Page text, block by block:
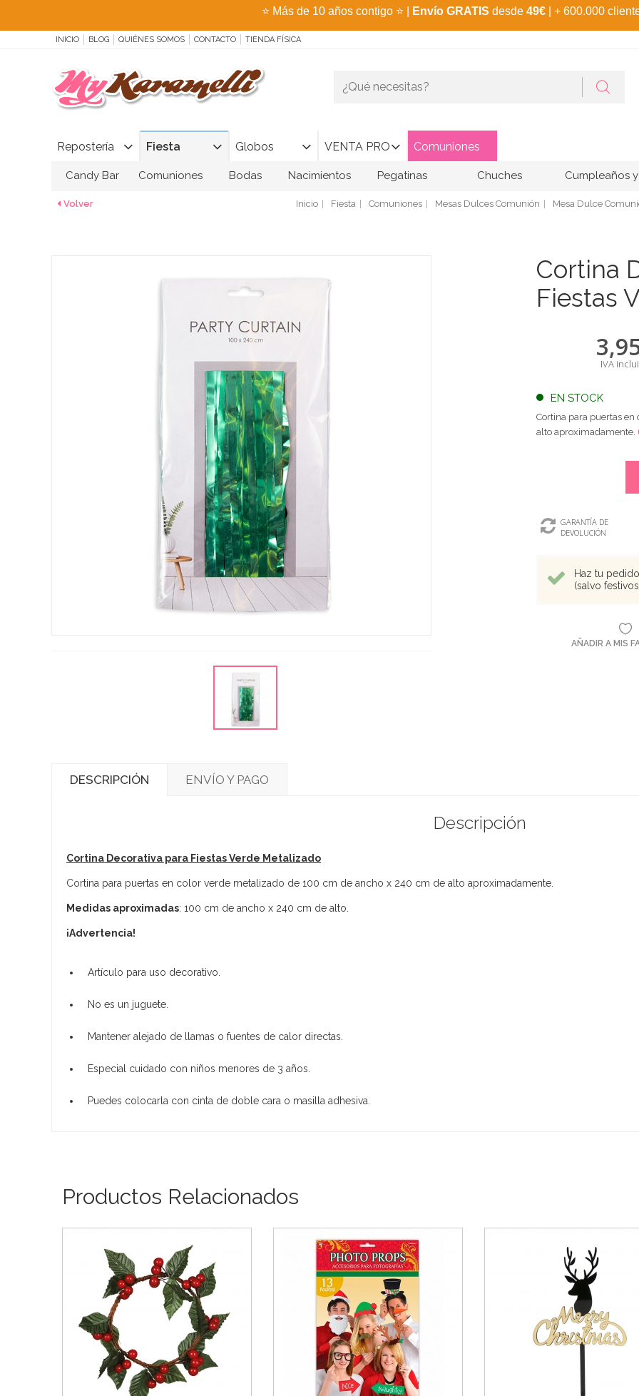
⭐ Más de 10 años contigo ⭐ Envío GRATIS desde 49€ | + 600.000
INICIO BLOG QUIÉNES SOMOS CONTACTO TIENDA FÍSICA
Repostería Fiesta Globos VENTA PRO Comuniones
Candy Bar Comuniones Bodas Nacimientos Pegatinas Chuches Cumpleaños
Volver Inicio Fiesta Comuniones Mesas Dulces Comunión Mesa Dulce
Cortina
Fiestas
IVA
EN STOCK
Cortina para puertas
alto aproximadamente.
GARANTÍA DE
DEVOLUCIÓN
Haz tu
(salvo
AÑADIR A MIS
DESCRIPCIÓN ENVÍO Y PAGO
Descripción
Cortina Decorativa para Fiestas Verde Metalizado
Cortina para puertas en color verde metalizado de 100 cm de ancho x 240 cm de alto aproximadamente.
Medidas aproximadas: 100 cm de ancho x 240 cm de alto.
¡Advertencia!
Artículo para uso decorativo.
No es un juguete.
Mantener alejado de llamas o fuentes de calor directas.
Especial cuidado con niños menores de 3 años.
Puedes colocarla con cinta de doble cara o masilla adhesiva.
Productos Relacionados